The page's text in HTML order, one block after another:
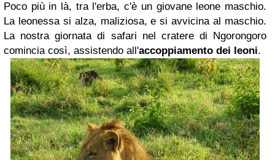
Poco più in là, tra l'erba, c'è un giovane leone maschio.
La leonessa si alza, maliziosa, e si avvicina al maschio.
La nostra giornata di safari nel cratere di Ngorongoro
comincia così, assistendo all'accoppiamento dei leoni.